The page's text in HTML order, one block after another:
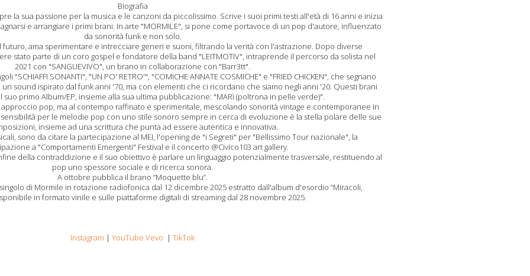
Biografia
la sua passione per la musica e le canzoni da piccolissimo. Scrive i suoi primi testi all'età di 16 anni e inizia
e arrangiare i primi brani. In arte "MORMILE", si pone come portavoce di un pop d'autore, influenzato
da sonorità funk e non solo.
futuro, ama sperimentare e intrecciare generi e suoni, filtrando la verità con l'astrazione. Dopo diverse
stato parte di un coro gospel e fondatore della band "LEITMOTIV", intraprende il percorso da solista nel
2021 con "SANGUEVIVO", un brano in collaborazione con "Barr3tt".
"SCHIAFFI SONANTI", "UN PO' RETRO'", "COMICHE ANNATE COSMICHE" e "FRIED CHICKEN", che segnano
sound ispirato dal funk anni '70, ma con elementi che ci ricordano che siamo negli anni '20. Questi brani
primo Album/EP, insieme alla sua ultima pubblicazione: "MARì (poltrona in pelle verde)".
pop, ma al contempo raffinato e sperimentale, mescolando sonorità vintage e contemporanee in
per le melodie pop con uno stile sonoro sempre in cerca di evoluzione è la stella polare delle sue
insieme ad una scrittura che punta ad essere autentica e innovativa.
sono da citare la partecipazione al MEI, l'opening de "i Segreti" per "Bellissimo Tour nazionale", la
a "Comportamenti Emergenti" Festival e il concerto @Civico103 art gallery.
della contraddizione e il suo obiettivo è parlare un linguaggio potenzialmente trasversale, restituendo al
pop uno spessore sociale e di ricerca sonora.
A ottobre pubblica il brano “Moquette blu”.
di Mormile in rotazione radiofonica dal 12 dicembre 2025 estratto dall'album d'esordio “Miracoli,
in formato vinile e sulle piattaforme digitali di streaming dal 28 novembre 2025.
Instagram | YouTube Vevo | TikTok